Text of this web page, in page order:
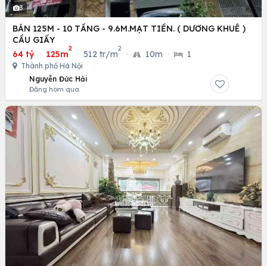
3
BÁN 125M - 10 TẦNG - 9.6M.MẠT TIỀN. ( DƯƠNG KHUÊ )
CẦU GIẤY
64 tỷ · 125m
2
· 512 tr/m
2
· 10m · 1
Thành phố Hà Nội
Nguyễn Đức Hải
Đăng hôm qua